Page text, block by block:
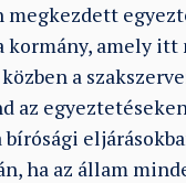
megkezdett
kormány, amely itt
a
az
bírósági
ha az állam